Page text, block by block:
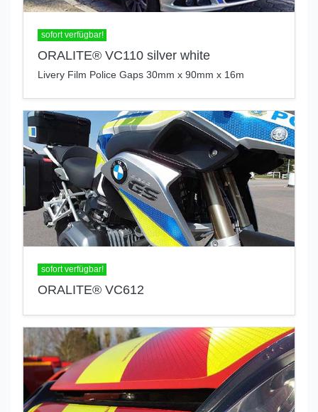
sofort verfügbar!
ORALITE® VC110 silver white
Livery Film Police Gaps 30mm x 90mm x 16m
sofort verfügbar!
ORALITE® VC612